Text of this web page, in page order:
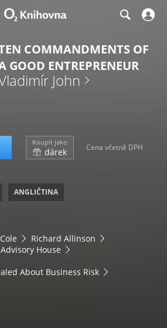
COMMANDMENTS OF
GOOD ENTREPRENEUR
John
Koupit jako
dárek Cena včetně DPH
ANGLIČTINA
Richard Allinson
House
About Business Risk